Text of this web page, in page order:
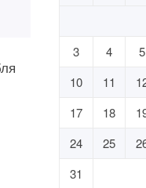
3
4 5
10
11
17
18
24
25
31